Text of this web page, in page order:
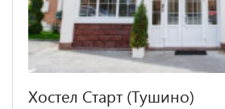
Хостел Старт (Тушино)